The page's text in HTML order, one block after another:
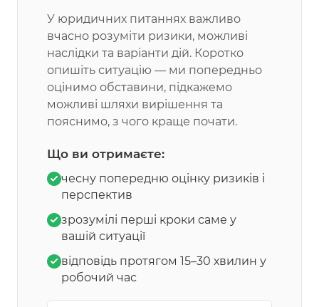
У юридичних питаннях важливо
вчасно розуміти ризики, можливі
наслідки та варіанти дій. Коротко
опишіть ситуацію — ми попередньо
оцінимо обставини, підкажемо
можливі шляхи вирішення та
пояснимо, з чого краще почати.
Що ви отримаєте:
чесну попередню оцінку ризиків і
перспектив
зрозумілі перші кроки саме у
вашій ситуації
відповідь протягом 15–30 хвилин у
робочий час